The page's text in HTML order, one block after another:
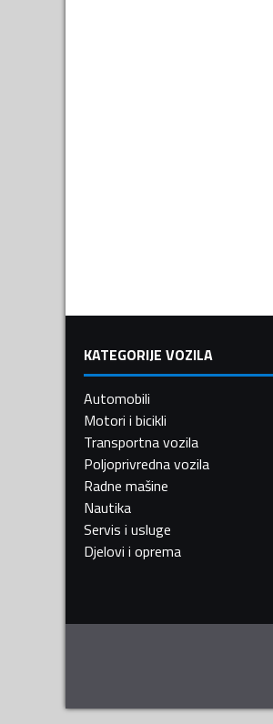
KATEGORIJE VOZILA
Automobili
Motori i bicikli
Transportna vozila
Poljoprivredna vozila
Radne mašine
Nautika
Servis i usluge
Djelovi i oprema